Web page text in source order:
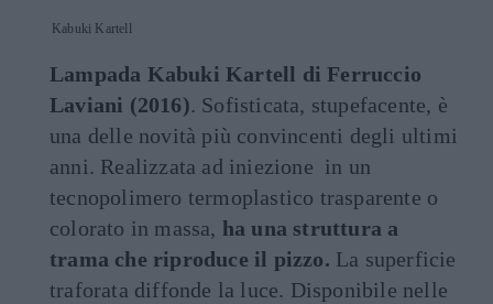
Kabuki Kartell
Lampada Kabuki Kartell di Ferruccio
Laviani (2016). Sofisticata, stupefacente, è
una delle novità più convincenti degli ultimi
anni. Realizzata ad iniezione in un
tecnopolimero termoplastico trasparente o
colorato in massa, ha una struttura a
trama che riproduce il pizzo. La superficie
traforata diffonde la luce. Disponibile nelle